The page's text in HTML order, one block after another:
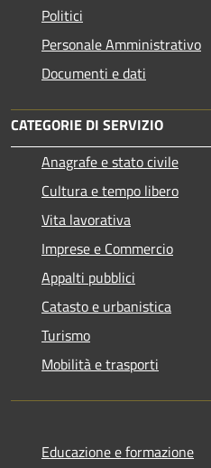
Politici
Personale Amministrativo
Documenti e dati
CATEGORIE DI SERVIZIO
Anagrafe e stato civile
Cultura e tempo libero
Vita lavorativa
Imprese e Commercio
Appalti pubblici
Catasto e urbanistica
Turismo
Mobilità e trasporti
Educazione e formazione